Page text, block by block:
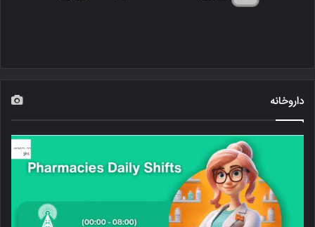
داروخانه